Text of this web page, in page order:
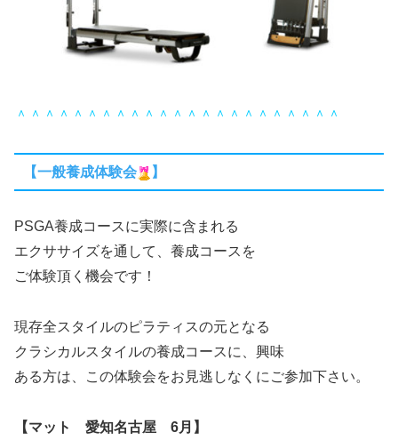
＾＾＾＾＾＾＾＾＾＾＾＾＾＾＾＾＾＾＾＾＾＾＾
【一般養成体験会 】
PSGA養成コースに実際に含まれる
エクササイズを通して、養成コースを
ご体験頂く機会です！
現存全スタイルのピラティスの元となる
クラシカルスタイルの養成コースに、興味
ある方は、この体験会をお見逃しなくにご参加下さい。
【マット 愛知名古屋 6月】